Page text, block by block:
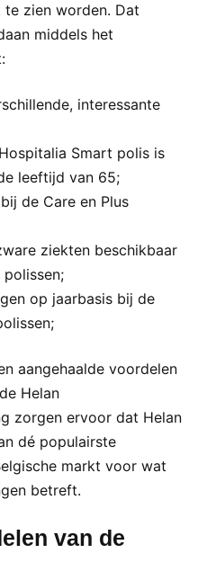
zien worden. Dat
middels het
interessante
Smart polis is
leeftijd van 65;
de Care en Plus
ziekten beschikbaar
op jaarbasis bij de
aangehaalde voordelen
Helan
zorgen ervoor dat Helan
dé populairste
markt voor wat
betreft.
van de